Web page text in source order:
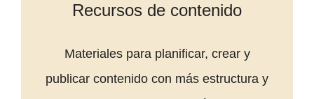
Recursos de contenido
Materiales para planificar, crear y
publicar contenido con más estructura y